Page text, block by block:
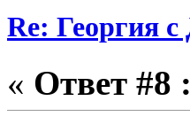
Re: Георгия
« Ответ #8 :